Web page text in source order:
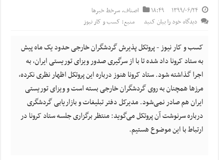
۱۳۹۹/۰۶/۲۴ ۱۸:۴۹ اصناف,سرخط خبرها
دیدگاه خود را بیان کنید
منبع: کسب و کار نیوز
کسب و کار نیوز - پروتکل پذیرش گردشگران خارجی حدود یک ماه پیش
به ستاد کرونا داد شده تا با از سرگیری صدور ویزای توریستی ایران، به
اجرا گذاشته شود. ستاد کرونا هنوز درباره این پروتکل اظهار نظری نکرده،
مرزها همچنان به روی گردشگران خارجی بسته است و ویزای توریستی
ایران هم صادر نمی‌شود. مدیرکل دفتر تبلیغات و بازاریابی گردشگری
درباره سرنوشت آن پروتکل می‌گوید: منتظر برگزاری جلسه ستاد کرونا در
ارتباط با این موضوع هستیم.